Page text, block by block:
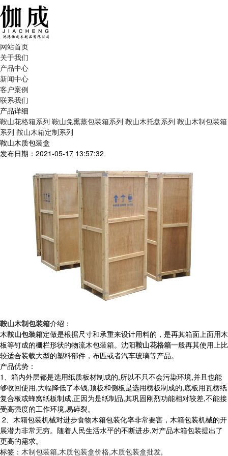
网站首页
关于我们
产品中心
新闻中心
客户案例
联系我们
产品详细
鞍山花格箱系列 鞍山免熏蒸包装箱系列 鞍山木托盘系列 鞍山木制包装箱
系列 鞍山木箱定制系列
鞍山木质包装盒
发布日期：2021-05-17 13:57:32
鞍山木制包装箱介绍：
木鞍山包装箱定做是根据尺寸和承重来设计用料的， 是再其箱面上面用木
板等钉成的栅栏形状的物流木包装箱。沈阳鞍山花格箱一般再其使用上比
较适合装载大型的塑料部件，布匹或者汽车玻璃等产品。
产品优势：
1、箱内外层都是选用纸质板材制成的,所以不只不会污染环境,并且也能
够收回使用,大幅降低了本钱,顶板和侧板是选用楞板制成的,底板用瓦楞纸
复合板或蜂窝纸板制成,正因为是纸制品,其巩固刚烈功能相对较差,不能接
受高强度的工作环境,易碎裂。
2、木箱包装机械对进步食物木箱包装化率非常要害，木箱包装机械的开
展潜力非常无穷。随着人民生活水平的不断进步,对产品木箱包装提出了
更高的需求。
标签： 木制包装箱,木质包装盒价格,木质包装盒批发,